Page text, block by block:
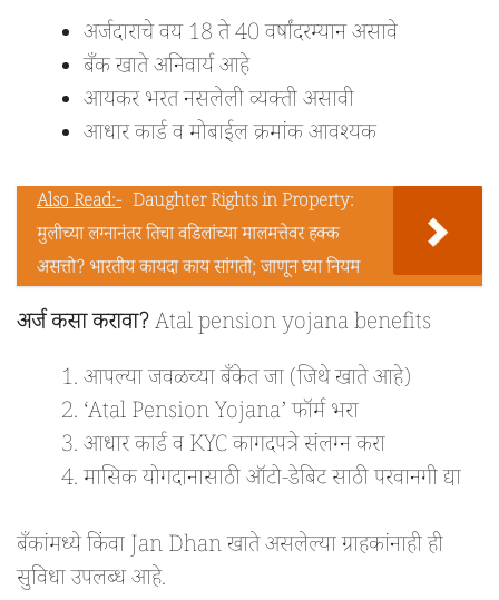
अर्जदाराचे वय 18 ते 40 वर्षांदरम्यान असावे
बँक खाते अनिवार्य आहे
आयकर भरत नसलेली व्यक्ती असावी
आधार कार्ड व मोबाईल क्रमांक आवश्यक
Also Read:- Daughter Rights in Property:
मुलीच्या लग्नानंतर तिचा वडिलांच्या मालमत्तेवर हक्क
असत्तो? भारतीय कायदा काय सांगतो; जाणून घ्या नियम
अर्ज कसा करावा?Atal pension yojana benefits
आपल्या जवळच्या बँकेत जा (जिथे खाते आहे)
‘Atal Pension Yojana’ फॉर्म भरा
आधार कार्ड व KYC कागदपत्रे संलग्न करा
मासिक योगदानासाठी ऑटो-डेबिट साठी परवानगी द्या
बँकांमध्ये किंवा Jan Dhan खाते असलेल्या ग्राहकांनाही ही
सुविधा उपलब्ध आहे.